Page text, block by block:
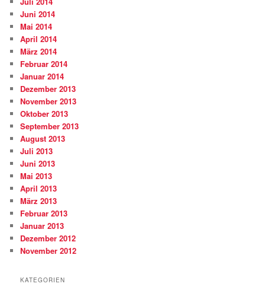
Juni 2014
Mai 2014
April 2014
März 2014
Februar 2014
Januar 2014
Dezember 2013
November 2013
Oktober 2013
September 2013
August 2013
Juli 2013
Juni 2013
Mai 2013
April 2013
März 2013
Februar 2013
Januar 2013
Dezember 2012
November 2012
KATEGORIEN